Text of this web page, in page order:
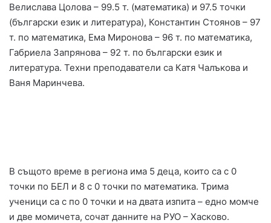
Велислава Цолова – 99.5 т. (математика) и 97.5 точки
(български език и литература), Константин Стоянов – 97
т. по математика, Ема Миронова – 96 т. по математика,
Габриела Запрянова – 92 т. по български език и
литература. Техни преподаватели са Катя Чалъкова и
Ваня Маринчева.
В същото време в региона има 5 деца, които са с 0
точки по БЕЛ и 8 с 0 точки по математика. Трима
ученици са с по 0 точки и на двата изпита – едно момче
и две момичета, сочат данните на РУО – Хасково.